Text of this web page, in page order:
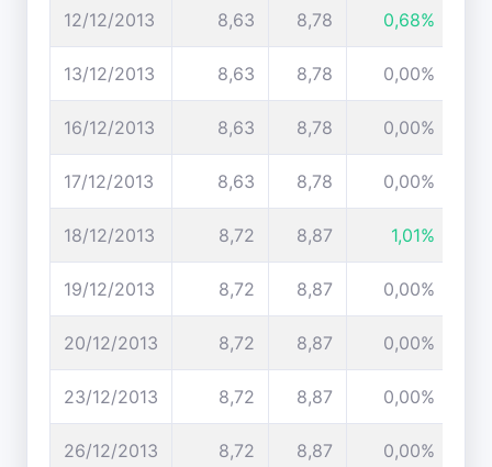
12/12/2013 8,63 8,78 0,68%
13/12/2013 8,63 8,78 0,00%
16/12/2013 8,63 8,78 0,00%
17/12/2013 8,63 8,78 0,00%
18/12/2013 8,72 8,87 1,01%
19/12/2013 8,72 8,87 0,00%
20/12/2013 8,72 8,87 0,00%
23/12/2013 8,72 8,87 0,00%
26/12/2013 8,72 8,87 0,00%